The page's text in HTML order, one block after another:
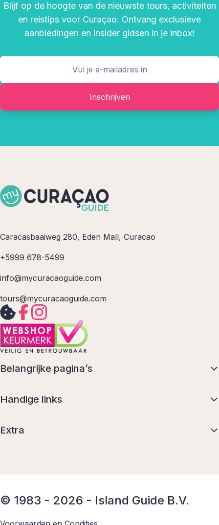
Blijf op de hoogte van de nieuwste tours, activiteiten
en reistips voor Curaçao. Ontvang exclusieve
aanbiedingen en insider gidsen in je inbox!
Inschrijven
Caracasbaaiweg 280, Eden Mall, Curacao
+5999 678-5499
info@mycuracaoguide.com
tours@mycuracaoguide.com
Belangrijke pagina’s
Handige links
Extra
© 1983 - 2026 - Island Guide B.V.